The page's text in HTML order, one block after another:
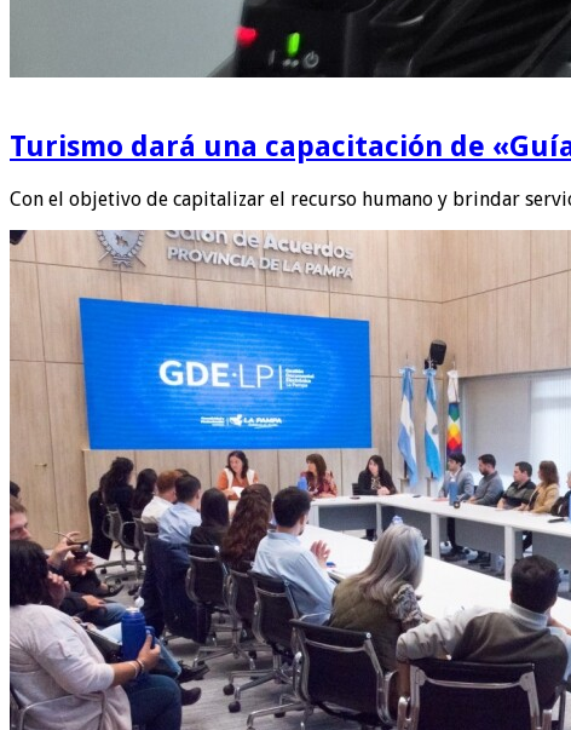
Turismo dará una capacitación de
Con el objetivo de capitalizar el recurso humano y brindar